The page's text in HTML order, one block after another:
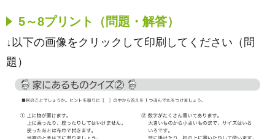
5～8プリント（問題・解答）
↓以下の画像をクリックして印刷してください（問
題）